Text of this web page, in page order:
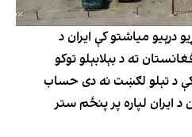
لومړیو درېیو میاشتو کې ایران د
ته د بېلابېلو توکو
د تېلو لګښت نه دی حساب
ایران لپاره پر پنځم ستر